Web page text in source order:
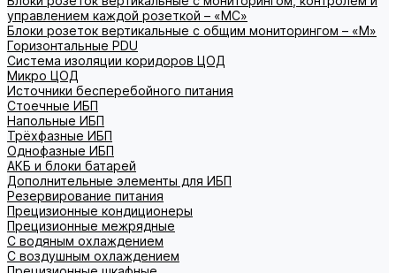
управлением каждой розеткой – «МС»
Блоки розеток вертикальные с общим мониторингом – «М»
Горизонтальные PDU
Система изоляции коридоров ЦОД
Микро ЦОД
Источники бесперебойного питания
Стоечные ИБП
Напольные ИБП
Трёхфазные ИБП
Однофазные ИБП
АКБ и блоки батарей
Дополнительные элементы для ИБП
Резервирование питания
Прецизионные кондиционеры
Прецизионные межрядные
С водяным охлаждением
С воздушным охлаждением